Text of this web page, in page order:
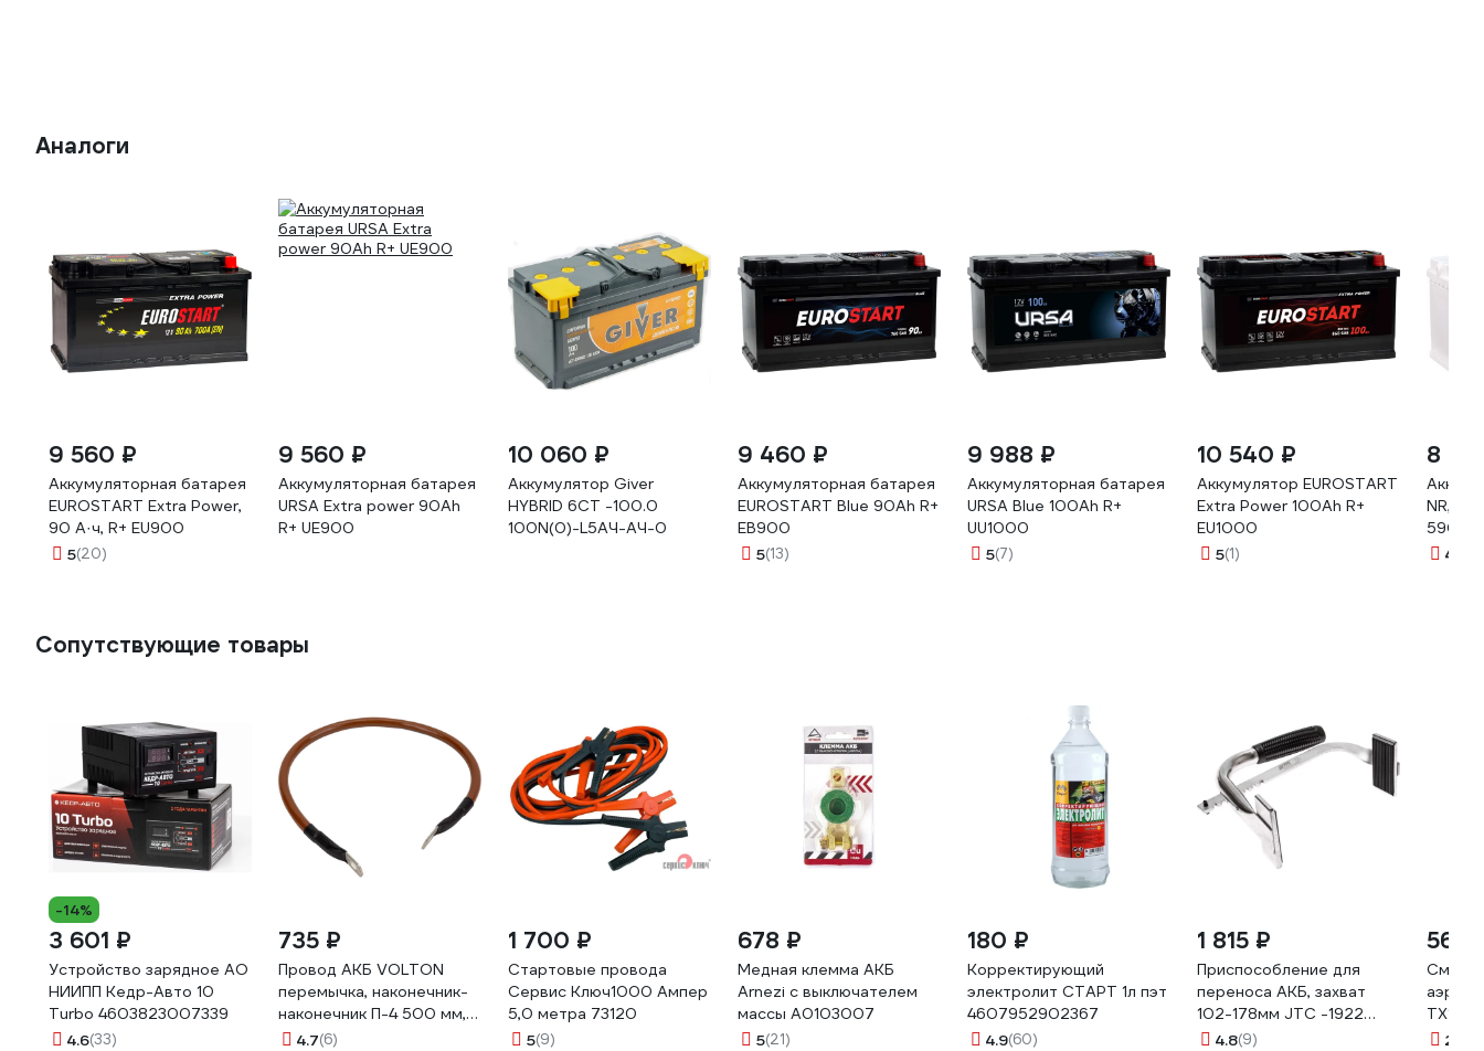
Аналоги
9 560 ₽
Аккумуляторная батарея
EUROSTART Extra Power,
90 А·ч, R+ EU900
5(20)
9 560 ₽
Аккумуляторная батарея
URSA Extra power 90Ah
R+ UE900
10 060 ₽
Аккумулятор Giver
HYBRID 6CT -100.0
100N(0)-L5АЧ-АЧ-0
9 460 ₽
Аккумуляторная батарея
EUROSTART Blue 90Ah R+
EB900
5(13)
9 988 ₽
Аккумуляторная батарея
URSA Blue 100Ah R+
UU1000
5(7)
10 540 ₽
Аккумулятор EUROSTART
Extra Power 100Ah R+
EU1000
5(1)
8
NR,
4.5
Сопутствующие товары
-14%
3 601 ₽
Устройство зарядное АО
НИИПП Кедр-Авто 10
Turbo 4603823007339
4.6(33)
735 ₽
Провод АКБ VOLTON
перемычка, наконечник-
наконечник П-4 500 мм,
S=35 мм VLTП450035
4.7(6)
1 700 ₽
Стартовые провода
Сервис Ключ1000 Ампер
5,0 метра 73120
5(9)
678 ₽
Медная клемма АКБ
Arnezi с выключателем
массы A0103007
5(21)
180 ₽
Корректирующий
электролит СТАРТ 1л пэт
4607952902367
4.9(60)
1 815 ₽
Приспособление для
переноса АКБ, захват
102-178мм JTC -1922
694151
4.8(9)
565
2.7